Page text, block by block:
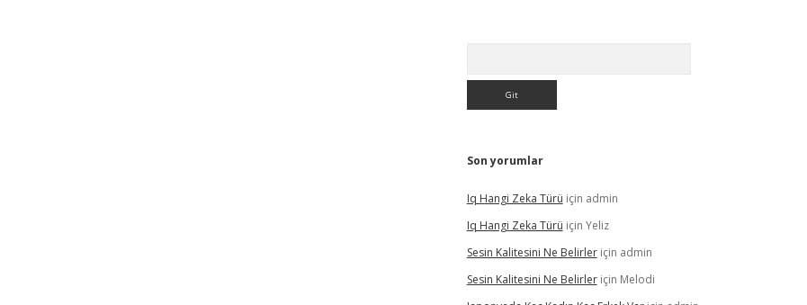
Son yorumlar
Iq Hangi Zeka Türü için admin
Iq Hangi Zeka Türü için Yeliz
Sesin Kalitesini Ne Belirleriçin admin
Sesin Kalitesini Ne Belirleriçin Melodi